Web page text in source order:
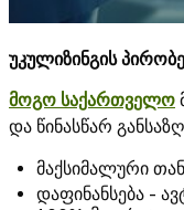
უკულიზინგის
მოგო საქართველო
და წინასწარ
მაქსიმალური
დაფინანსება -